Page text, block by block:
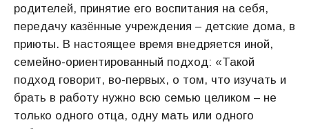
родителей, принятие его воспитания на себя,
передачу казённые учреждения – детские дома, в
приюты. В настоящее время внедряется иной,
семейно-ориентированный подход: «Такой
подход говорит, во-первых, о том, что изучать и
брать в работу нужно всю семью целиком – не
только одного отца, одну мать или одного